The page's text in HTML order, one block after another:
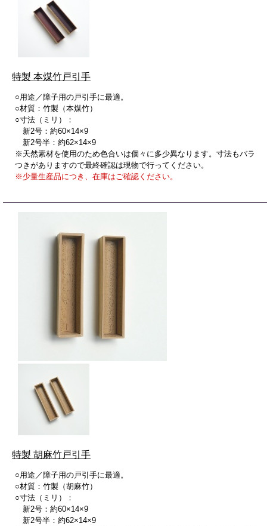
特製 本煤竹戸引手
○用途／障子用の戸引手に最適。
○材質：竹製（本煤竹）
○寸法（ミリ）：
新2号：約60×14×9
新2号半：約62×14×9
※天然素材を使用のため色合いは個々に多少異なります。寸法もバラ
つきがありますので最終確認は現物で行ってください。
※少量生産品につき、在庫はご確認ください。
特製 胡麻竹戸引手
○用途／障子用の戸引手に最適。
○材質：竹製（胡麻竹）
○寸法（ミリ）：
新2号：約60×14×9
新2号半：約62×14×9